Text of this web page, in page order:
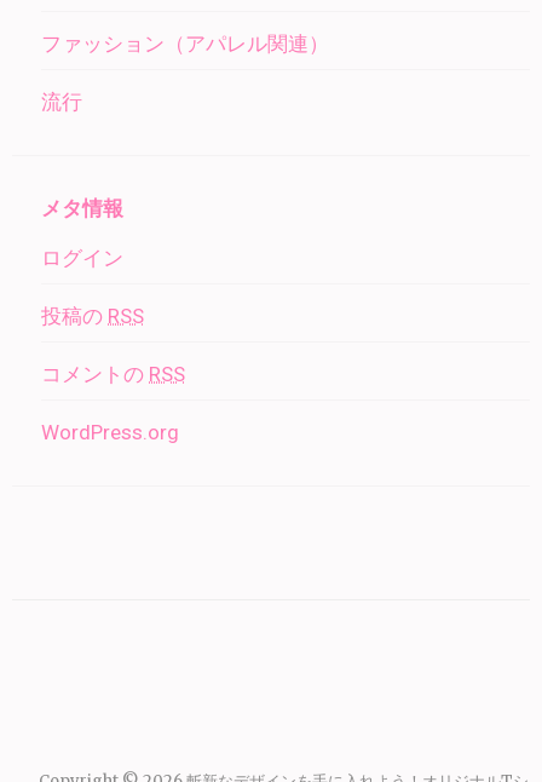
ファッション（アパレル関連）
流行
メタ情報
ログイン
投稿の RSS
コメントの RSS
WordPress.org